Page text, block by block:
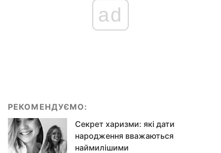
ad
РЕКОМЕНДУЄМО:
Секрет харизми: які дати
народження вважаються
наймилішими